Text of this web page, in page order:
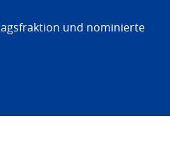
und nominierte